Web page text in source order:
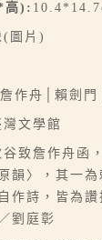
高):
(圖片)
作舟│賴劍門
灣文學館
致詹作舟函
韻〉，其一為
作詩，皆為讚
劉庭彰